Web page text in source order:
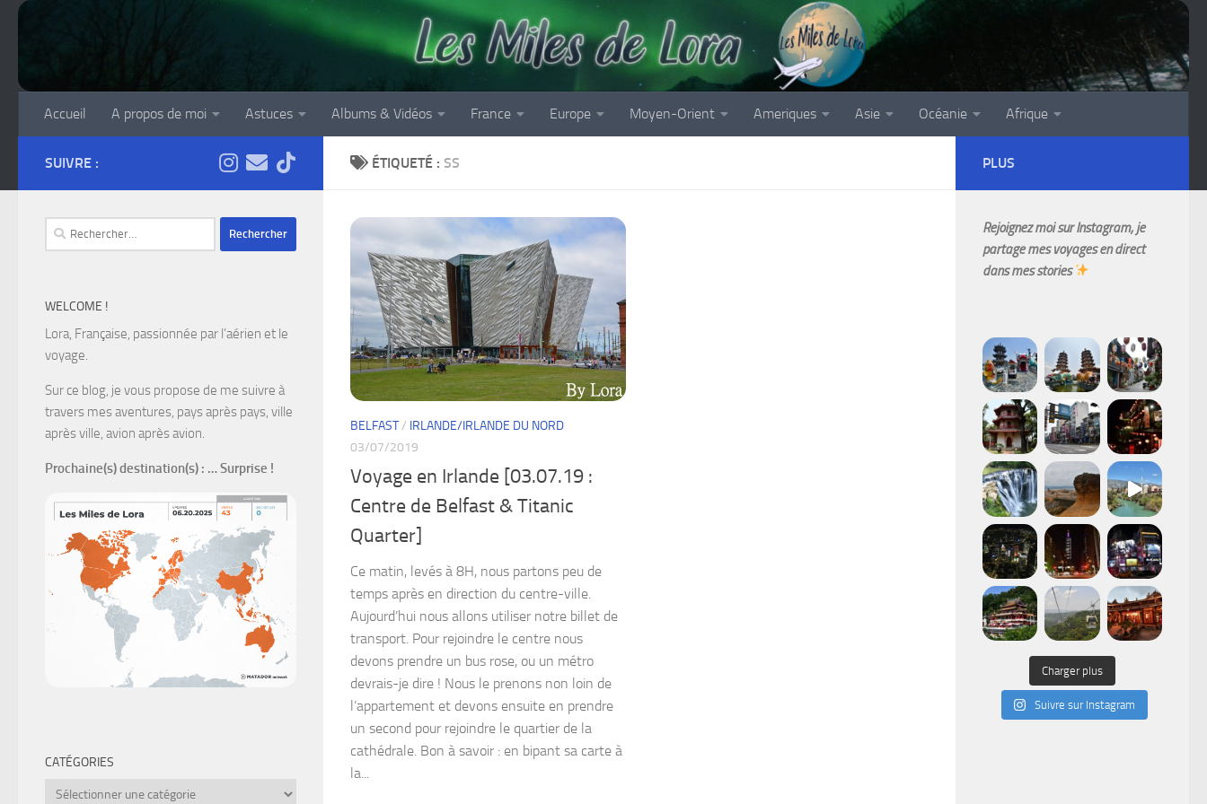
Accueil A propos de moi Astuces Albums & Vidéos France Europe Moyen-Orient Ameriques Asie Océanie Afrique
ÉTIQUETÉ : SS
BELFAST/ IRLANDE/IRLANDE DU NORD
03/07/2019
Voyage en Irlande [03.07.19 :
Centre de Belfast & Titanic
Quarter]
Ce matin, levés à 8H, nous partons peu de
temps après en direction du centre-ville.
Aujourd’hui nous allons utiliser notre billet de
transport. Pour rejoindre le centre nous
devons prendre un bus rose, ou un métro
devrais-je dire ! Nous le prenons non loin de
l’appartement et devons ensuite en prendre
un second pour rejoindre le quartier de la
cathédrale. Bon à savoir : en bipant sa carte à
la...
SUIVRE :
Rechercher :
WELCOME !
Lora, Française, passionnée par l’aérien et le
voyage.
Sur ce blog, je vous propose de me suivre à
travers mes aventures, pays après pays, ville
après ville, avion après avion.
Prochaine(s) destination(s) : … Surprise !
CATÉGORIES
Catégories
PLUS
Rejoignez moi sur Instagram, je
partage mes voyages en direct
dans mes stories
Charger plus
Suivre sur Instagram